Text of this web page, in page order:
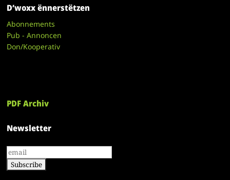
D’woxx ënnerstëtzen
Abonnements
Pub - Annoncen
Don/Kooperativ
PDF Archiv
Newsletter